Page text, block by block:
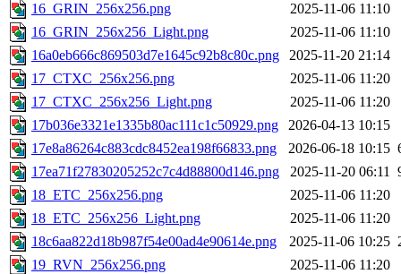
16_GRIN_256x256.png
2025-11-06 11:10
16_GRIN_256x256_Light.png
2025-11-06 11:10
16a0eb666c869503d7e1645c92b8c80c.png
2025-11-20 21:14
17_CTXC_256x256.png
2025-11-06 11:20
17_CTXC_256x256_Light.png
2025-11-06 11:20
17b036e3321e1335b80ac111c1c50929.png
2026-04-13 10:15
17e8a86264c883cdc8452ea198f66833.png
2026-06-18 10:15
17ea71f27830205252c7c4d88800d146.png
2025-11-20 06:11
18_ETC_256x256.png
2025-11-06 11:20
18_ETC_256x256_Light.png
2025-11-06 11:20
18c6aa822d18b987f54e00ad4e90614e.png
2025-11-06 10:25
19_RVN_256x256.png
2025-11-06 11:20